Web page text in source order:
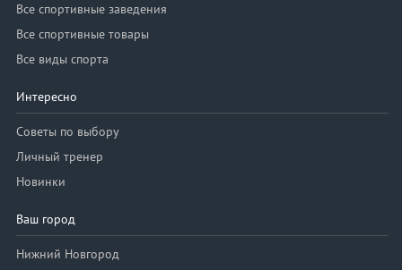
Все спортивные заведения
Все спортивные товары
Все виды спорта
Интересно
Советы по выбору
Личный тренер
Новинки
Ваш город
Нижний Новгород